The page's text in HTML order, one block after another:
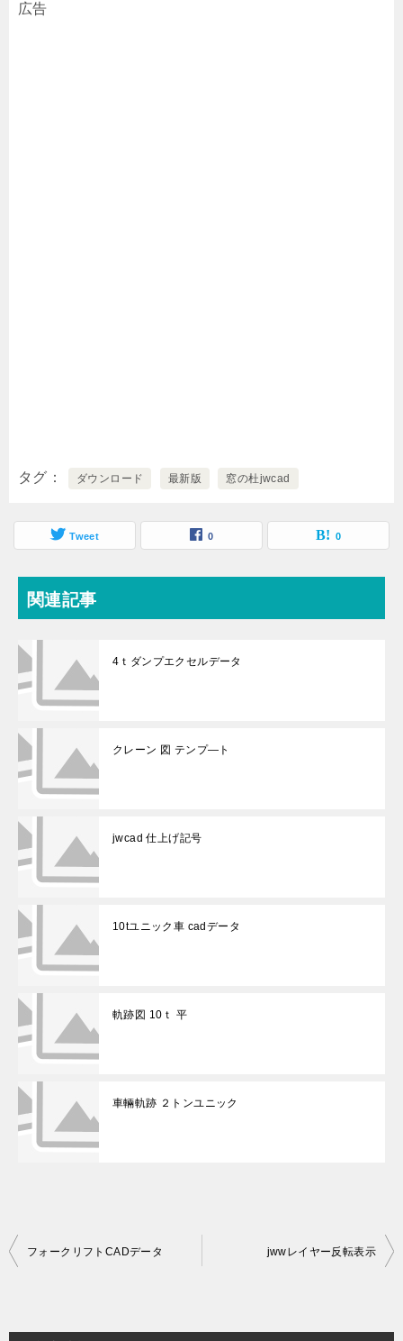
広告
タグ ダウンロード 最新版 窓の杜jwcad
Tweet 0 0
関連記事
4ｔダンプエクセルデータ
クレーン 図 テンプ―ト
jwcad 仕上げ記号
10tユニック車 cadデータ
軌跡図 10ｔ 平
車輛軌跡 ２トンユニック
投
ビ
フォークリフトCADデータ jwwレイヤー反転表示